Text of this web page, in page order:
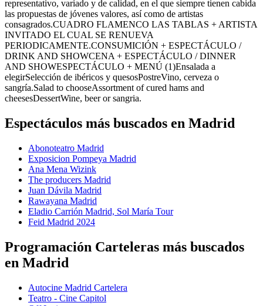
representativo, variado y de calidad, en el que siempre tienen cabida
las propuestas de jóvenes valores, así como de artistas
consagrados.CUADRO FLAMENCO LAS TABLAS + ARTISTA
INVITADO EL CUAL SE RENUEVA
PERIODICAMENTE.CONSUMICIÓN + ESPECTÁCULO /
DRINK AND SHOWCENA + ESPECTÁCULO / DINNER
AND SHOWESPECTÁCULO + MENÚ (1)Ensalada a
elegirSelección de ibéricos y quesosPostreVino, cerveza o
sangría.Salad to chooseAssortment of cured hams and
cheesesDessertWine, beer or sangria.
Espectáculos más buscados en Madrid
Abonoteatro Madrid
Exposicion Pompeya Madrid
Ana Mena Wizink
The producers Madrid
Juan Dávila Madrid
Rawayana Madrid
Eladio Carrión Madrid, Sol María Tour
Feid Madrid 2024
Programación Carteleras más buscados
en Madrid
Autocine Madrid Cartelera
Teatro - Cine Capitol